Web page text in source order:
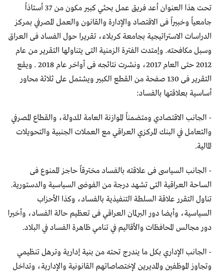
تحت هذا العنوان أعد فريق عمل بحثي كبير مكون من 37 أستاذاً
جامعياً وخبيراً فى الاقتصاد والإدارة والقانون والعمل المصرفي بمركز
الدراسات الاستراتيجية بجامعة كربلاء، تقريرا حول الفساد فى العراق
وسبل مكافحته. وإمتدت الفترة الزمنية التى يتناولها التقرير من عام
2012 حتى العام 2017، ونشرت نتائجه فى أواخر عام 2018 . ويقع
التقرير فى 130 صفحة من القطع الكبير ويشتمل على ثلاثة محاور
أساسية بعلاقتها بالفساد:
- الجانب الاقتصادي ومتضمناً الموازنة العامة للدولة، والقطاع المصرفي
والتعامل في البنك المركزي العراقي مع العملات الجنبية والتحويلات
المالية.
- الجانب السياسى فى علاقته بالفساد مخترقاً حاجز الممنوع فى
الساحة العراقية التى تشهد درجة من الفوضى السياسية والدستورية.
تناول التقرر علاقة السلطة التنفيذية بالفساد، وكذا الأحزاب
السياسية، وأيضا دور البرلمان العراقي فى تعظيم حالة الفساد، وأخيرا
دور مجالس المحافظات والأقاليم في تنامي ظاهرة الفساد في البلاد.
- الجانب الإداري بكل ما يندرج تحته من بنية إدارية وترهل تنظيمي
وتجاوز الموظفين والمديرين لإختصاصاتهم القانونية والإدارية، وتداخل